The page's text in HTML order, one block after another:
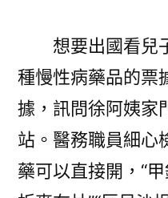
想要出國看兒
種慢性病藥品的票
據，訊問徐阿姨家
站。醫務職員細心
藥可以直接開，“